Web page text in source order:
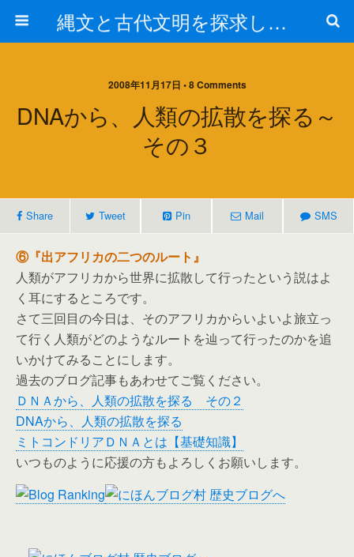
縄文と古代文明を探求しよう！
2008年11月17日 • 8 Comments
DNAから、人類の拡散を探る～
その３
Share Tweet Pin Mail SMS
⑥『出アフリカの二つのルート』
人類がアフリカから世界に拡散して行ったという説はよ
く耳にするところです。
さて三回目の今日は、そのアフリカからいよいよ旅立っ
て行く人類がどのようなルートを辿って行ったのかを追
いかけてみることにします。
過去のブログ記事もあわせてご覧ください。
ＤＮＡから、人類の拡散を探る その２
DNAから、人類の拡散を探る
ミトコンドリアＤＮＡとは【基礎知識】
いつものように応援の方もよろしくお願いします。